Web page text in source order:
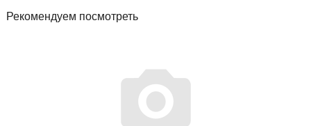
Рекомендуем посмотреть